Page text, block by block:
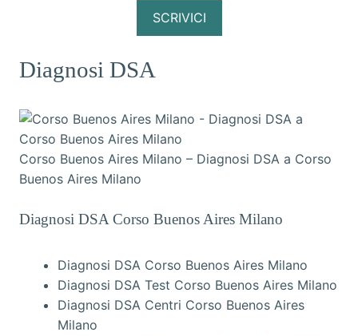
SCRIVICI
Diagnosi DSA
Corso Buenos Aires Milano – Diagnosi DSA a Corso
Buenos Aires Milano
Diagnosi DSA Corso Buenos Aires Milano
Diagnosi DSA Corso Buenos Aires Milano
Diagnosi DSA Test Corso Buenos Aires Milano
Diagnosi DSA Centri Corso Buenos Aires
Milano